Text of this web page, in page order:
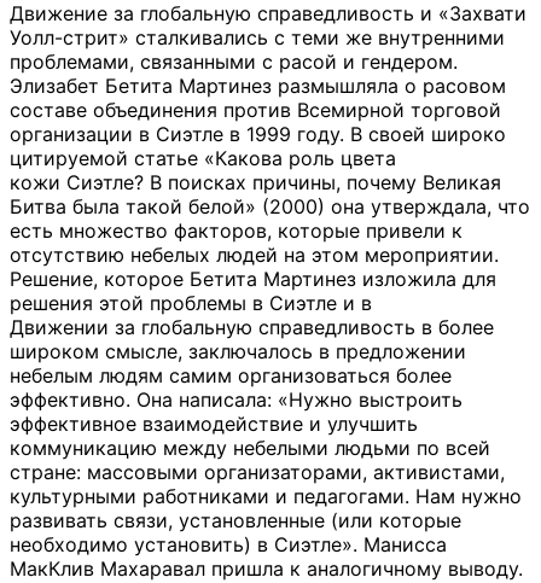
Движение за глобальную справедливость и «Захвати
Уолл-стрит» сталкивались с теми же внутренними
проблемами, связанными с расой и гендером.
Элизабет Бетита Мартинез размышляла о расовом
составе объединения против Всемирной торговой
организации в Сиэтле в 1999 году. В своей широко
цитируемой статье «Какова роль цвета
кожи Сиэтле? В поисках причины, почему Великая
Битва была такой белой» (2000) она утверждала, что
есть множество факторов, которые привели к
отсутствию небелых людей на этом мероприятии.
Решение, которое Бетита Мартинез изложила для
решения этой проблемы в Сиэтле и в
Движении за глобальную справедливость в более
широком смысле, заключалось в предложении
небелым людям самим организоваться более
эффективно. Она написала: «Нужно выстроить
эффективное взаимодействие и улучшить
коммуникацию между небелыми людьми по всей
стране: массовыми организаторами, активистами,
культурными работниками и педагогами. Нам нужно
развивать связи, установленные (или которые
необходимо установить) в Сиэтле». Манисса
МакКлив Махаравал пришла к аналогичному выводу.